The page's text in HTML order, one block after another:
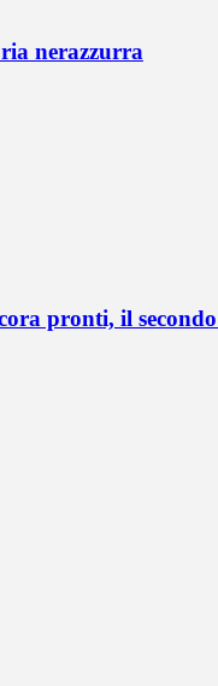
nerazzurra
pronti, il